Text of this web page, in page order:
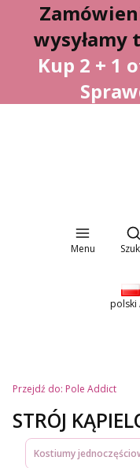
wysyłamy
Kup 2 + 1
Menu
polski
Przejdź do: Pole Addict
STRÓJ
Kostiumy